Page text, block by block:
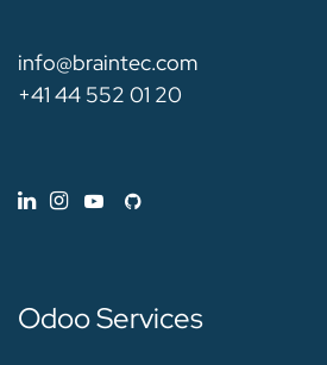
info@braintec.com
+41 44 552 01 20
Odoo Services